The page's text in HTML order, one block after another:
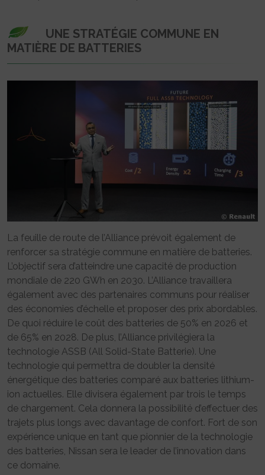
UNE STRATÉGIE COMMUNE EN
MATIÈRE DE BATTERIES
La feuille de route de l’Alliance prévoit également de
renforcer sa stratégie commune en matière de batteries.
L’objectif sera d’atteindre une capacité de production
mondiale de 220 GWh en 2030. L’Alliance travaillera
également avec des partenaires communs pour réaliser
des économies d’échelle et proposer des prix abordables.
De quoi réduire le coût des batteries de 50% en 2026 et
de 65% en 2028. De plus, l’Alliance privilégiera la
technologie ASSB (All Solid-State Batterie). Une
technologie qui permettra de doubler la densité
énergétique des batteries comparé aux batteries lithium-
ion actuelles. Elle divisera également par trois le temps
de chargement. Cela donnera la possibilité d’effectuer des
trajets plus longs avec davantage de confort. Fort de son
expérience unique en tant que pionnier de la technologie
des batteries, Nissan sera le leader de l’innovation dans
ce domaine.